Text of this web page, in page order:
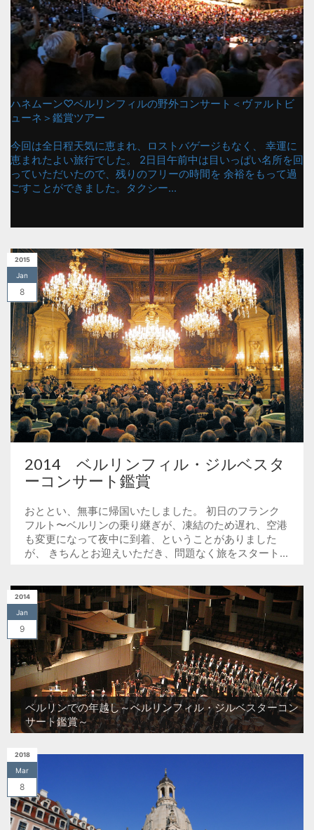
ハネムーン♡ベルリンフィルの野外コンサート＜ヴァルトビ
ューネ＞鑑賞ツアー
今回は全日程天気に恵まれ、ロストバゲージもなく、 幸運に
恵まれたよい旅行でした。 2日目午前中は目いっぱい名所を回
っていただいたので、残りのフリーの時間を 余裕をもって過
ごすことができました。タクシー...
2015
Jan
8
2014 ベルリンフィル・ジルベスタ
ーコンサート鑑賞
おととい、無事に帰国いたしました。 初日のフランク
フルト〜ベルリンの乗り継ぎが、凍結のため遅れ、空港
も変更になって夜中に到着、ということがありました
が、 きちんとお迎えいただき、問題なく旅をスタート...
2014
Jan
9
ベルリンでの年越し～ベルリンフィル・ジルベスターコン
サート鑑賞～
2018
Mar
8